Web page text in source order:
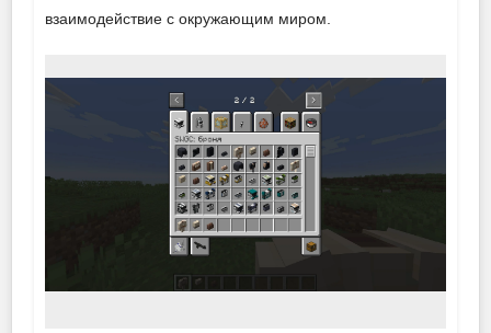
взаимодействие с окружающим миром.